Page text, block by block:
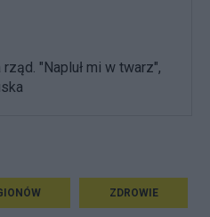
"Napluł mi w twarz",
ZDROWIE